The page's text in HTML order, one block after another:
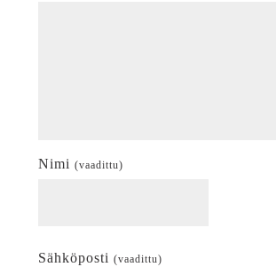
Nimi (vaadittu)
Sähköposti (vaadittu)